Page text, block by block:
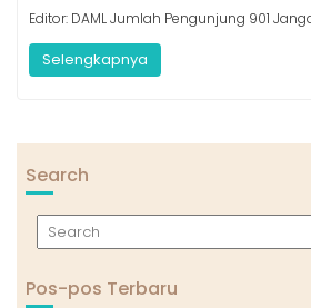
Editor: DAML Jumlah Pengunjung 901
Selengkapnya
Search
Pos-pos Terbaru